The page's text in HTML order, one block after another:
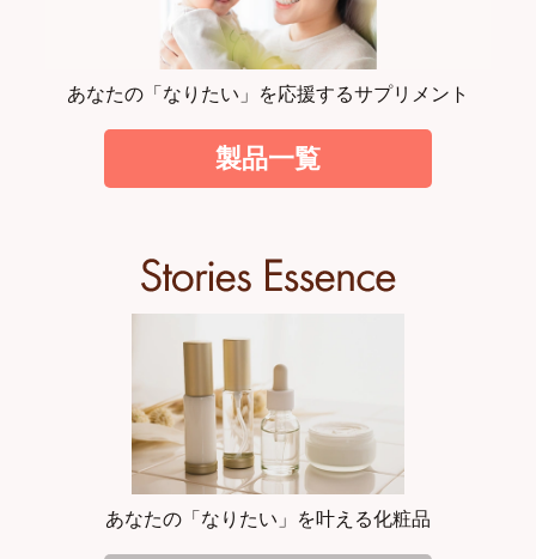
あなたの「なりたい」を応援するサプリメント
製品一覧
あなたの「なりたい」を叶える化粧品